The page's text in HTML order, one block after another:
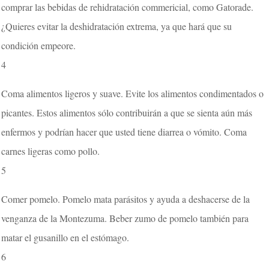
comprar las bebidas de rehidratación commericial, como Gatorade.
¿Quieres evitar la deshidratación extrema, ya que hará que su
condición empeore.
4
Coma alimentos ligeros y suave. Evite los alimentos condimentados o
picantes. Estos alimentos sólo contribuirán a que se sienta aún más
enfermos y podrían hacer que usted tiene diarrea o vómito. Coma
carnes ligeras como pollo.
5
Comer pomelo. Pomelo mata parásitos y ayuda a deshacerse de la
venganza de la Montezuma. Beber zumo de pomelo también para
matar el gusanillo en el estómago.
6